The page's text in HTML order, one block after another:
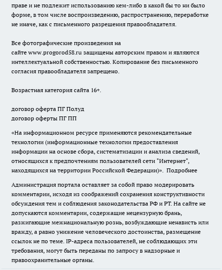
праве и не подлежит использованию кем-либо в какой бы то ни было
форме, в том числе воспроизведению, распространению, переработке
не иначе, как с письменного разрешения правообладателя.
Все фотографические произведения на
сайте www.progorod58.ru защищены авторским правом и являются
интеллектуальной собственностью. Копирование без письменного
согласия правообладателя запрещено.
Возрастная категория сайта 16+.
договор оферта ПГ Полуд
договор оферты ПГ ПП
«На информационном ресурсе применяются рекомендательные
технологии (информационные технологии предоставления
информации на основе сбора, систематизации и анализа сведений,
относящихся к предпочтениям пользователей сети "Интернет",
находящихся на территории Российской Федерации)». Подробнее
Администрация портала оставляет за собой право модерировать
комментарии, исходя из соображений сохранения конструктивности
обсуждения тем и соблюдения законодательства РФ и РТ. На сайте не
допускаются комментарии, содержащие нецензурную брань,
разжигающие межнациональную рознь, возбуждающие ненависть или
вражду, а равно унижение человеческого достоинства, размещение
ссылок не по теме. IP-адреса пользователей, не соблюдающих эти
требования, могут быть переданы по запросу в надзорные и
правоохранительные органы.